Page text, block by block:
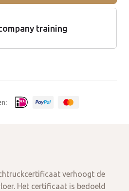
training
verhoogt de
Het certificaat is bedoeld